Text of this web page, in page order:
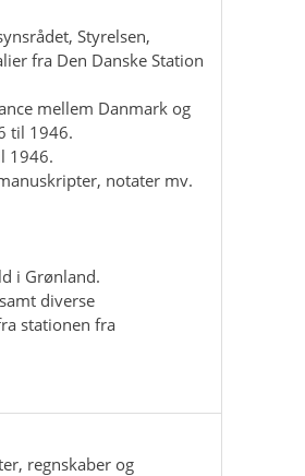
Styrelsen,
fra Den Danske Station
mellem Danmark og
til 1946.
1946.
notater mv.
i Grønland.
diverse
stationen fra
regnskaber og